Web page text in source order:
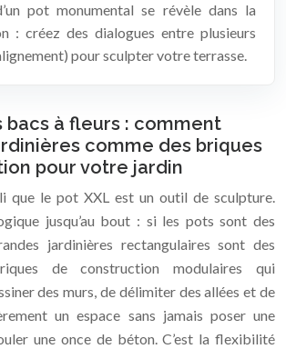
pot monumental se révèle dans la
: créez des dialogues entre plusieurs
pour sculpter votre terrasse.
bacs à fleurs : comment
comme des briques
pour votre jardin
que le pot XXL est un outil de sculpture.
jusqu’au bout : si les pots sont des
jardinières rectangulaires sont des
de construction modulaires qui
des murs, de délimiter des allées et de
un espace sans jamais poser une
une once de béton. C’est la flexibilité